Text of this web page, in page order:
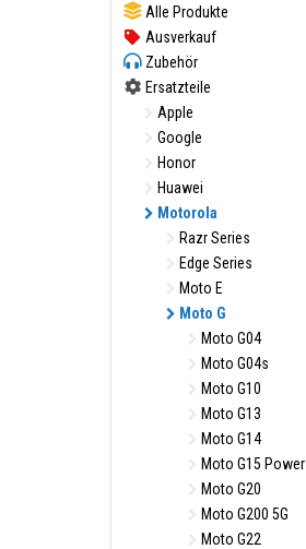
Alle Produkte
Ausverkauf
Zubehör
Ersatzteile
Apple
Google
Honor
Huawei
Motorola
Razr Series
Edge Series
Moto E
Moto G
Moto G04
Moto G04s
Moto G10
Moto G13
Moto G14
Moto G15 Power
Moto G20
Moto G200 5G
Moto G22